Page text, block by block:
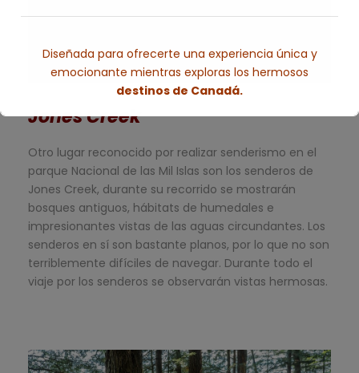
Jones Creek
Otro lugar reconocido por realizar senderismo en el
parque Nacional de las Mil Islas son los senderos de
Jones Creek, durante su recorrido se mostrarán
bosques antiguos, hábitats de humedales e
impresionantes vistas de las aguas circundantes. Los
senderos en sí son bastante planos, por lo que no son
terriblemente difíciles de navegar. Durante todo el
viaje por los senderos se observarán vistas hermosas.
Diseñada para ofrecerte una experiencia única y
emocionante mientras exploras los hermosos
destinos de Canadá.